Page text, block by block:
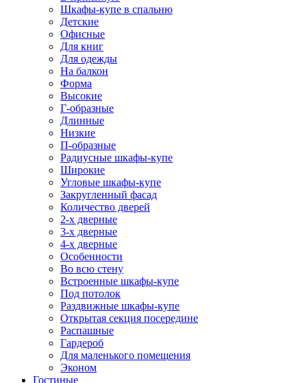
Шкафы-купе в спальню
Детские
Офисные
Для книг
Для одежды
На балкон
Форма
Высокие
Г-образные
Длинные
Низкие
П-образные
Радиусные шкафы-купе
Широкие
Угловые шкафы-купе
Закругленный фасад
Количество дверей
2-х дверные
3-х дверные
4-х дверные
Особенности
Во всю стену
Встроенные шкафы-купе
Под потолок
Раздвижные шкафы-купе
Открытая секция посередине
Распашные
Гардероб
Для маленького помещения
Эконом
Гостиные